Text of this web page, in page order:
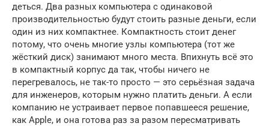
деться. Два разных компьютера с одинаковой
производительностью будут стоить разные деньги, если
один из них компактнее. Компактность стоит денег
потому, что очень многие узлы компьютера (тот же
жёсткий диск) занимают много места. Впихнуть всё это
в компактный корпус да так, чтобы ничего не
перегревалось, не так-то просто — это серьёзная задача
для инженеров, которым нужно платить деньги. А если
компанию не устраивает первое попавшееся решение,
как Apple, и она готова раз за разом пересматривать